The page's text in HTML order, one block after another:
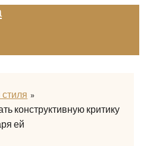
конструктивную критику
ей